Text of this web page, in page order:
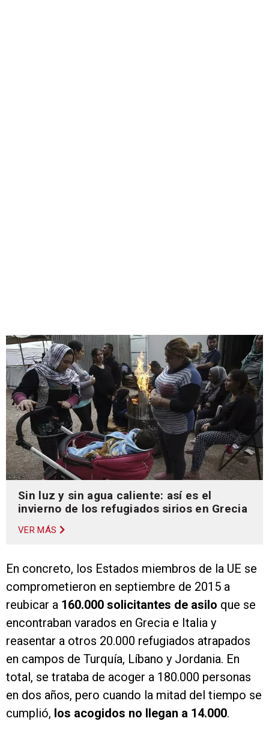
Sin luz y sin agua caliente: así es el
invierno de los refugiados sirios en Grecia
VER MÁS
En concreto, los Estados miembros de la UE se
comprometieron en septiembre de 2015 a
reubicar a 160.000 solicitantes de asilo que se
encontraban varados en Grecia e Italia y
reasentar a otros 20.000 refugiados atrapados
en campos de Turquía, Líbano y Jordania. En
total, se trataba de acoger a 180.000 personas
en dos años, pero cuando la mitad del tiempo se
cumplió, los acogidos no llegan a 14.000.